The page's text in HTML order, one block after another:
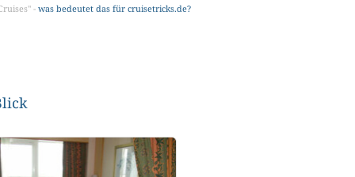
- was bedeutet das für cruisetricks.de?